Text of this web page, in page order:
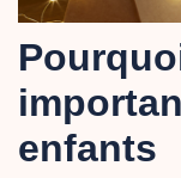
enfants